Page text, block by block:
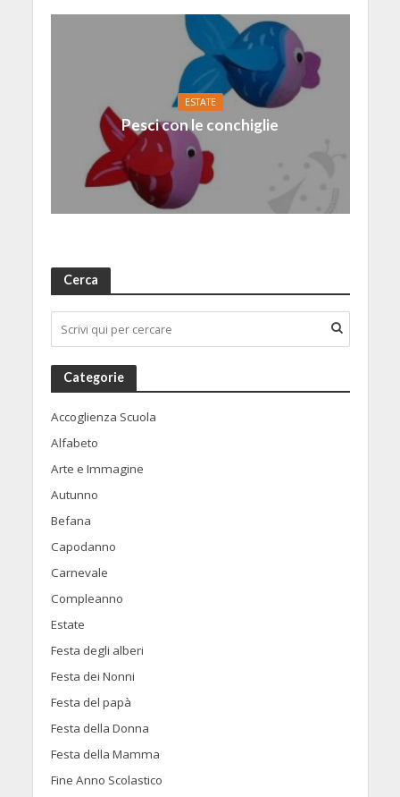
ESTATE
Pesci con le conchiglie
Cerca
Categorie
Accoglienza Scuola
Alfabeto
Arte e Immagine
Autunno
Befana
Capodanno
Carnevale
Compleanno
Estate
Festa degli alberi
Festa dei Nonni
Festa del papà
Festa della Donna
Festa della Mamma
Fine Anno Scolastico